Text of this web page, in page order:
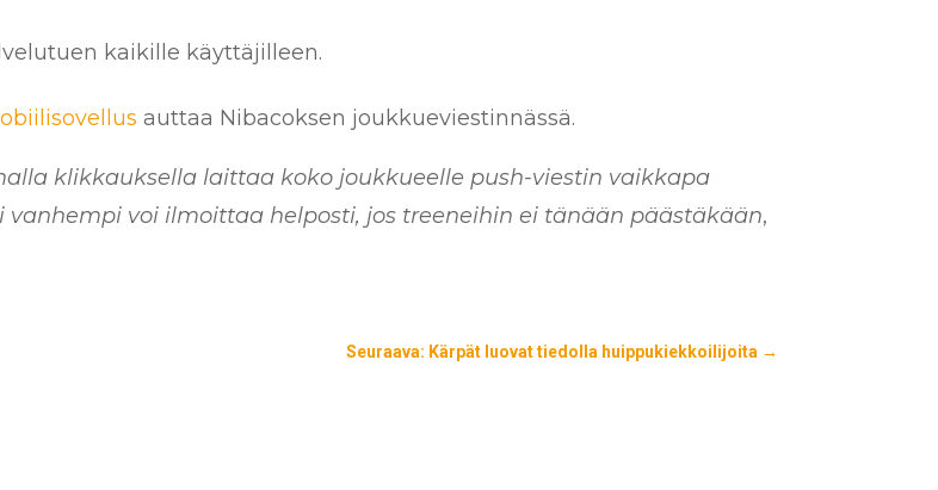
kaikille käyttäjilleen.
auttaa Nibacoksen joukkueviestinnässä.
klikkauksella laittaa koko joukkueelle push-viestin vaikkapa
voi ilmoittaa helposti, jos treeneihin ei tänään päästäkään,
Seuraava: Kärpät luovat tiedolla huippukiekkoilijoita →